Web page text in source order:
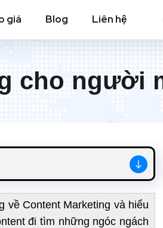
giá Blog Liên hệ
cho người
về Content Marketing và hiểu
đi tìm những ngóc ngách